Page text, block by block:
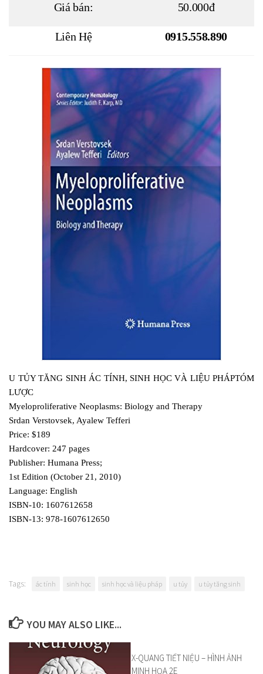
Giá bán: 50.000đ
Liên Hệ 0915.558.890
U TỦY TĂNG SINH ÁC TÍNH, SINH HỌC VÀ LIỆU PHÁPTÓM
LƯỢC
Myeloproliferative Neoplasms: Biology and Therapy
Srdan Verstovsek, Ayalew Tefferi
Price: $189
Hardcover: 247 pages
Publisher: Humana Press;
1st Edition (October 21, 2010)
Language: English
ISBN-10: 1607612658
ISBN-13: 978-1607612650
Tags: ác tính sinh học sinh học và liệu pháp u tủy u tủy tăng sinh
YOU MAY ALSO LIKE...
X-QUANG TIẾT NIỆU – HÌNH ẢNH
MINH HỌA 2E